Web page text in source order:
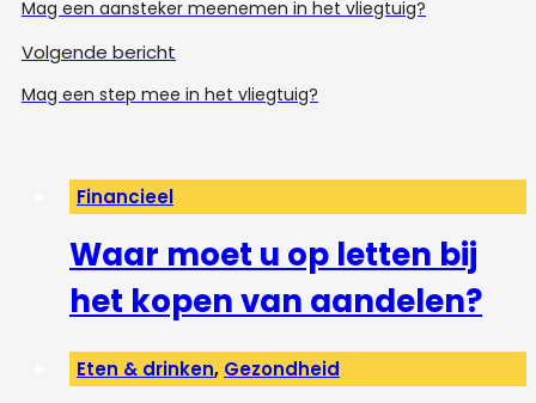
Mag een aansteker meenemen in het vliegtuig?
Volgende bericht
Mag een step mee in het vliegtuig?
Financieel
Waar moet u op letten bij
het kopen van aandelen?
Eten & drinken, Gezondheid